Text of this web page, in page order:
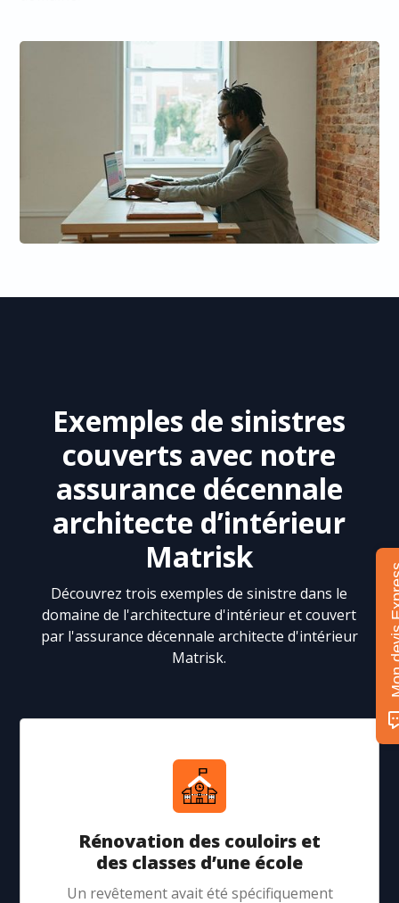
Exemples de sinistres
couverts avec notre
assurance décennale
architecte d’intérieur
Matrisk
Découvrez trois exemples de sinistre dans le
domaine de l'architecture d'intérieur et couvert
par l'assurance décennale architecte d'intérieur
Matrisk.
Rénovation des couloirs et
des classes d’une école
Un revêtement avait été spécifiquement
Mon